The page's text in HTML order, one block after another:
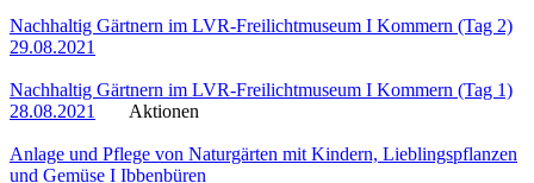
Nachhaltig Gärtnern im LVR-Freilichtmuseum I Kommern (Tag 2)
29.08.2021
Nachhaltig Gärtnern im LVR-Freilichtmuseum I Kommern (Tag 1)
28.08.2021
Aktionen
Anlage und Pflege von Naturgärten mit Kindern, Lieblingspflanzen
und Gemüse I Ibbenbüren